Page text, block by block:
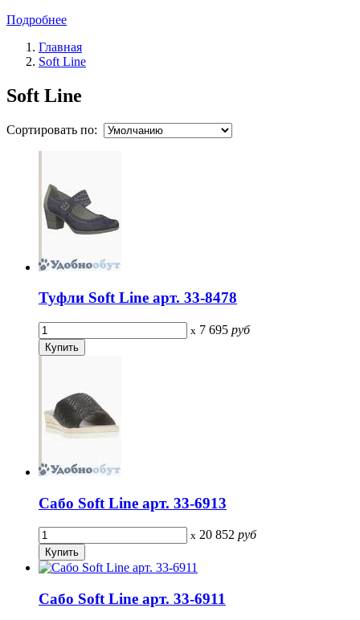
Подробнее
Главная
Soft Line
Soft Line
Сортировать по:
Туфли Soft Line арт. 33-8478
x 7 695 руб
Сабо Soft Line арт. 33-6913
x 20 852 руб
Сабо Soft Line арт. 33-6911